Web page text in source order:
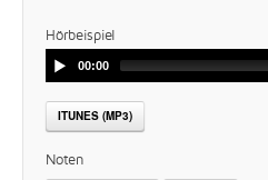
Hörbeispiel
00:00
ITUNES (MP3)
Noten